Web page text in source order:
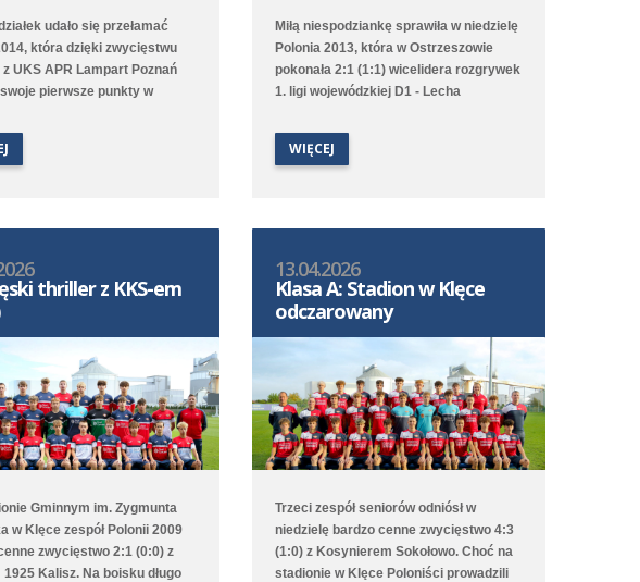
udało się przełamać
która dzięki zwycięstwu
z UKS APR Lampart Poznań
swoje pierwsze punkty w
na wagę trzech punktów
Artomski i Karol
Miłą niespodziankę sprawiła w niedzielę
Polonia 2013, która w Ostrzeszowie
pokonała 2:1 (1:1) wicelidera rozgrywek
1. ligi wojewódzkiej D1 - Lecha
pierwsi objęli prowadzenie to Poloniści
odwrócili losy meczu za sprawą bramek
WIĘCEJ
thriller z KKS-em
Gminnym im. Zygmunta
w Klęce zespół Polonii 2009
zwycięstwo 2:1 (0:0) z
1925 Kalisz. Na boisku długo
13.04.2026
Klasa A: Stadion w Klęce
odczarowany
Trzeci zespół seniorów odniósł w
niedzielę bardzo cenne zwycięstwo 4:3
(1:0) z Kosynierem Sokołowo. Choć na
stadionie w Klęce Poloniści prowadzili